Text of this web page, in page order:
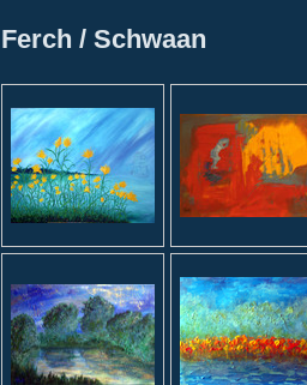
Ferch / Schwaan